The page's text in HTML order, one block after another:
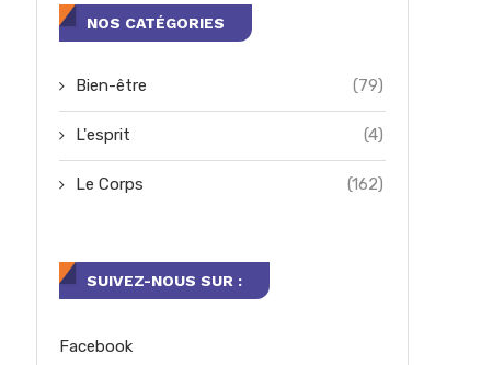
NOS CATÉGORIES
Bien-être (79)
L'esprit (4)
Le Corps (162)
SUIVEZ-NOUS SUR :
Facebook